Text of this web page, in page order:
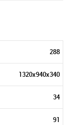
288
1320х940х340
34
91